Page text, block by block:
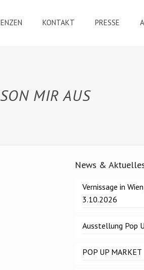
KONTAKT PRESSE
MIR AUS
News &
Vernissage in
3.10.2026
Ausstellung Pop
POP UP MARKET